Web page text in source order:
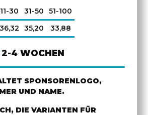
11-30 31-50
51-100
36,32 35,20 33,88
2-4 WOCHEN
SPONSORENLOGO,
UND NAME.
DIE VARIANTEN FÜR